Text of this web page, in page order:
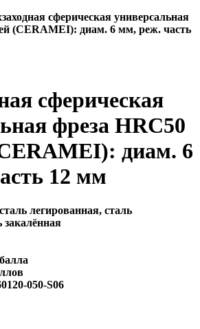
сферическая универсальная
(CERAMEI): диам. 6 мм, реж. часть
сферическая
фреза HRC50
диам. 6
12 мм
легированная, сталь
050-S06